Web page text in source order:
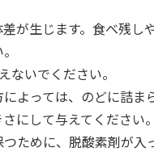
1,320円
(送料別・税込)
…
が生じます。食べ残し
ないでください。
よっては、のどに詰ま
にして与えてください。
ために、脱酸素剤が入